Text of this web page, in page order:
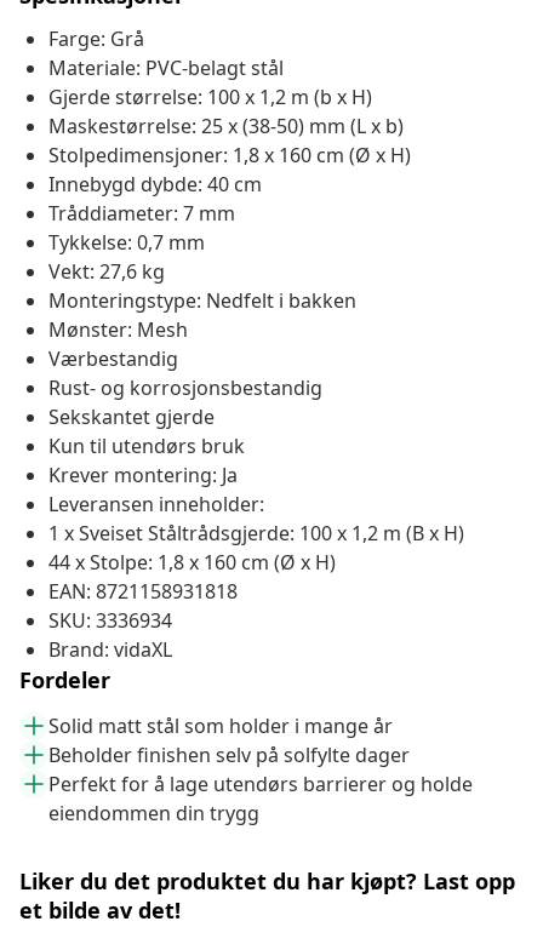
Farge: Grå
Materiale: PVC-belagt stål
Gjerde størrelse: 100 x 1,2 m (b x H)
Maskestørrelse: 25 x (38-50) mm (L x b)
Stolpedimensjoner: 1,8 x 160 cm (Ø x H)
Innebygd dybde: 40 cm
Tråddiameter: 7 mm
Tykkelse: 0,7 mm
Vekt: 27,6 kg
Monteringstype: Nedfelt i bakken
Mønster: Mesh
Værbestandig
Rust- og korrosjonsbestandig
Sekskantet gjerde
Kun til utendørs bruk
Krever montering: Ja
Leveransen inneholder:
1 x Sveiset Ståltrådsgjerde: 100 x 1,2 m (B x H)
44 x Stolpe: 1,8 x 160 cm (Ø x H)
EAN: 8721158931818
SKU: 3336934
Brand: vidaXL
Fordeler
Solid matt stål som holder i mange år
Beholder finishen selv på solfylte dager
Perfekt for å lage utendørs barrierer og holde
eiendommen din trygg
Liker du det produktet du har kjøpt? Last opp
et bilde av det!